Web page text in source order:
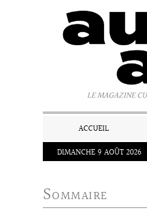
LE MAGAZINE
ACCUEIL
DIMANCHE 9 AOÛT 2026
Sommaire
Panneau de gestion des cookies